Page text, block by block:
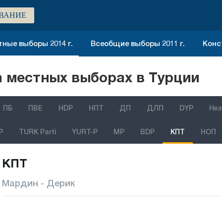
выборы 2014 г. Всеобщие выборы 2011 г.
выборах в Турции
ПБ ПВЕ HDP НПТ ДП ДЛП DYP
TURK Parti YURT-P MP BDP КПТ НОП
КПТ
Мардин - Дерик